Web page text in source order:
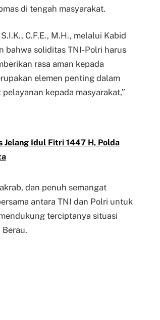
di tengah masyarakat.
C.F.E., M.H., melalui Kabid
bahwa soliditas TNI-Polri harus
rasa aman kepada
elemen penting dalam
kepada masyarakat,”
Idul Fitri 1447 H, Polda
dan penuh semangat
antara TNI dan Polri untuk
terciptanya situasi